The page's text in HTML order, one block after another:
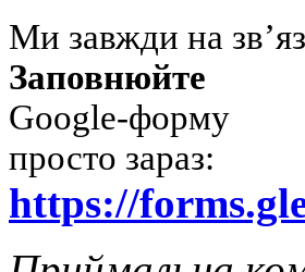
Ми завжди на
Заповнюйте
Google-форму
просто зараз:
https://